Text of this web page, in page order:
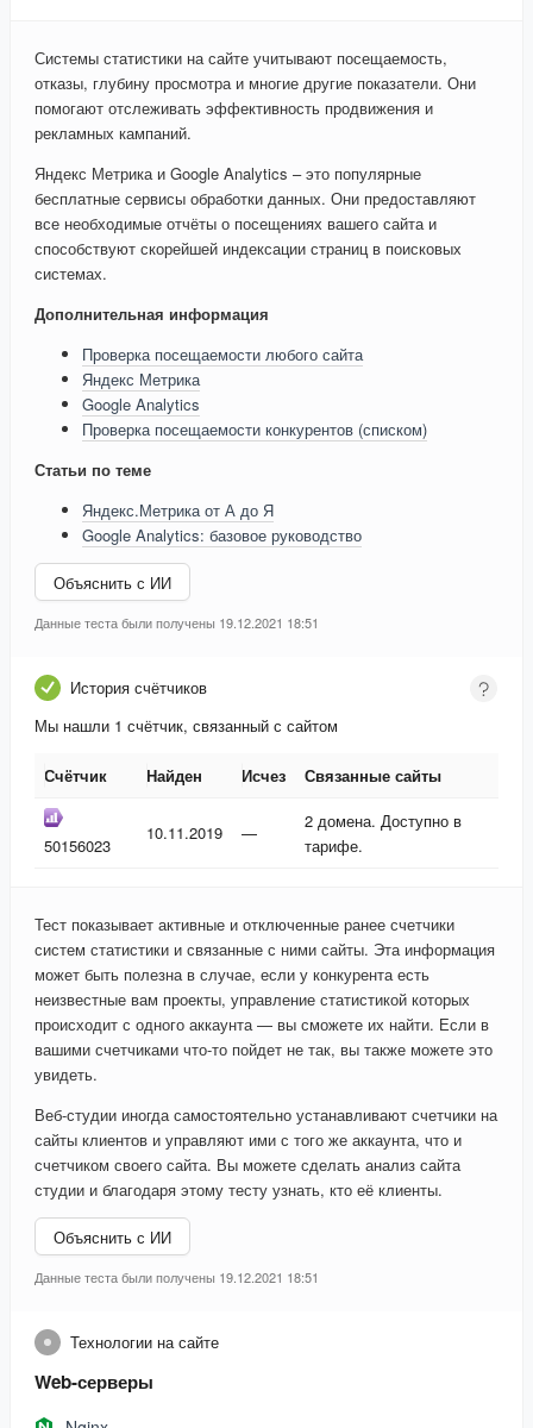
Системы статистики на сайте учитывают посещаемость,
отказы, глубину просмотра и многие другие показатели. Они
помогают отслеживать эффективность продвижения и
рекламных кампаний.
Яндекс Метрика и Google Analytics – это популярные
бесплатные сервисы обработки данных. Они предоставляют
все необходимые отчёты о посещениях вашего сайта и
способствуют скорейшей индексации страниц в поисковых
системах.
Дополнительная информация
Проверка посещаемости любого сайта
Яндекс Метрика
Google Analytics
Проверка посещаемости конкурентов (списком)
Статьи по теме
Яндекс.Метрика от А до Я
Google Analytics: базовое руководство
Объяснить с ИИ
Данные теста были получены 19.12.2021 18:51
История счётчиков
Мы нашли 1 счётчик, связанный с сайтом
Счётчик Найден Исчез
Связанные сайты
Счётчик
Связанные сайты
50156023
10.11.2019 —
2 домена. Доступно в
тарифе.
Тест показывает активные и отключенные ранее счетчики
систем статистики и связанные с ними сайты. Эта информация
может быть полезна в случае, если у конкурента есть
неизвестные вам проекты, управление статистикой которых
происходит с одного аккаунта — вы сможете их найти. Если в
вашими счетчиками что-то пойдет не так, вы также можете это
увидеть.
Веб-студии иногда самостоятельно устанавливают счетчики на
сайты клиентов и управляют ими с того же аккаунта, что и
счетчиком своего сайта. Вы можете сделать анализ сайта
студии и благодаря этому тесту узнать, кто её клиенты.
Объяснить с ИИ
Данные теста были получены 19.12.2021 18:51
Технологии на сайте
Web-серверы